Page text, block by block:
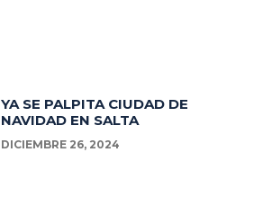
YA SE PALPITA CIUDAD DE
NAVIDAD EN SALTA
DICIEMBRE 26, 2024